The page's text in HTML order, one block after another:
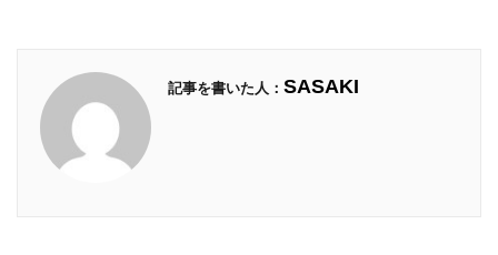
記事を書いた人： SASAKI